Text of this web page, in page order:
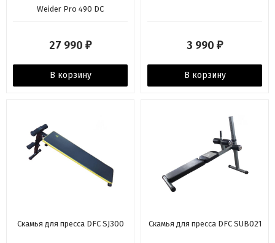
Weider Pro 490 DC
27 990 ₽
В корзину
3 990 ₽
В корзину
Скамья для пресса DFC SJ300 Скамья для пресса DFC SUB021